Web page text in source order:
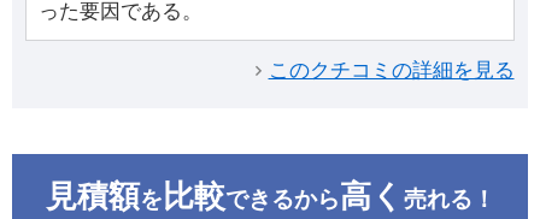
った要因である。
このクチコミの詳細を見る
見積額を 比較できるから高く 売れる！